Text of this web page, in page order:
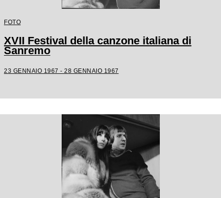
FOTO
XVII Festival della canzone italiana di
Sanremo
23 GENNAIO 1967 - 28 GENNAIO 1967